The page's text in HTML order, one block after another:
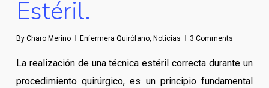
Estéril.
By Charo Merino Enfermera Quirófano, Noticias 3 Comments
La realización de una técnica estéril correcta durante un
procedimiento quirúrgico, es un principio fundamental